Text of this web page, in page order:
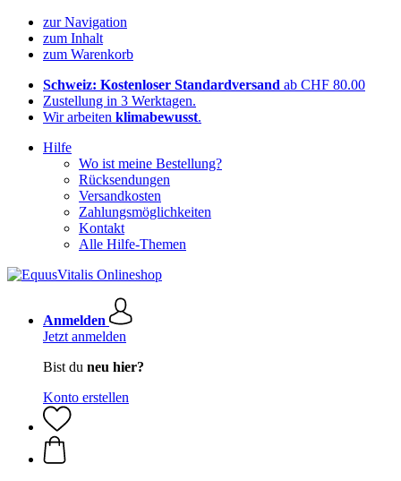
zur Navigation
zum Inhalt
zum Warenkorb
Schweiz: Kostenloser Standardversand ab CHF 80.00
Zustellung in 3 Werktagen.
Wir arbeiten klimabewusst.
Hilfe
Wo ist meine Bestellung?
Rücksendungen
Versandkosten
Zahlungsmöglichkeiten
Kontakt
Alle Hilfe-Themen
Anmelden
Jetzt anmelden
Bist du neu hier?
Konto erstellen